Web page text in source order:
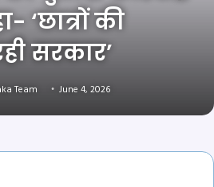
‘छात्रों की
सरकार’
Team June 4, 2026